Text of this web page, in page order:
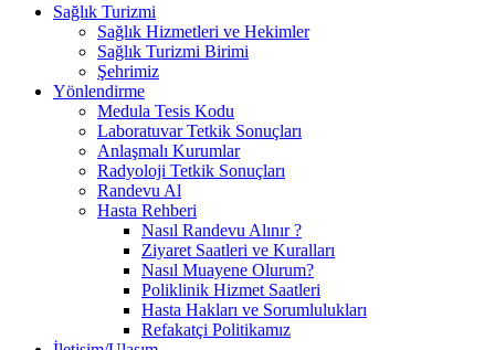
Sağlık Turizmi
Sağlık Hizmetleri ve Hekimler
Sağlık Turizmi Birimi
Şehrimiz
Yönlendirme
Medula Tesis Kodu
Laboratuvar Tetkik Sonuçları
Anlaşmalı Kurumlar
Radyoloji Tetkik Sonuçları
Randevu Al
Hasta Rehberi
Nasıl Randevu Alınır ?
Ziyaret Saatleri ve Kuralları
Nasıl Muayene Olurum?
Poliklinik Hizmet Saatleri
Hasta Hakları ve Sorumlulukları
Refakatçi Politikamız